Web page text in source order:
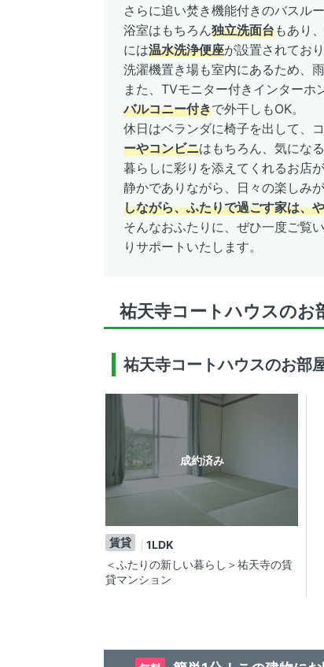
さらに追い焚き機能付きのバスル
浴室はもちろん独立洗面台もあり
には温水洗浄便座が設置されてお
洗濯機置き場も室内にあるため、
また、TVモニター付きインターホ
バルコニー付きで外干しもOK。
休日はベランダに椅子を出して、
ーやコンビニはもちろん、気にな
暮らしに彩りを添えてくれるお店が
静かでありながら、日々の楽しみ
しながら、ふたりで過ごす家は、
そんなおふたりに、ぜひ一度ご覧
りサポートいたします。
祐天寺コートハウスのお
祐天寺コートハウスのお部
成約済み
賃貸
1LDK
＜ふたりの新しい暮らし＞祐天寺の賃
貸マンション